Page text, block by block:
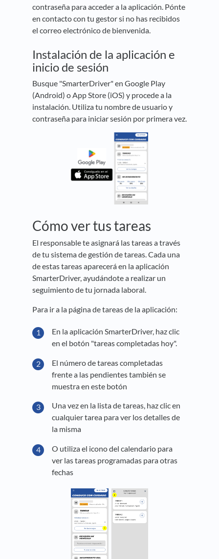
contraseña para acceder a la aplicación. Pónte
en contacto con tu gestor si no has recibidos
el correo electrónico de bienvenida.
Instalación de la aplicación e
inicio de sesión
Busque "SmarterDriver" en Google Play
(Android) o App Store (iOS) y procede a la
instalación. Utiliza tu nombre de usuario y
contraseña para iniciar sesión por primera vez.
Cómo ver tus tareas
El responsable te asignará las tareas a través
de tu sistema de gestión de tareas. Cada una
de estas tareas aparecerá en la aplicación
SmarterDriver, ayudándote a realizar un
seguimiento de tu jornada laboral.
Para ir a la página de tareas de la aplicación:
En la aplicación SmarterDriver, haz clic
en el botón "tareas completadas hoy".
El número de tareas completadas
frente a las pendientes también se
muestra en este botón
Una vez en la lista de tareas, haz clic en
cualquier tarea para ver los detalles de
la misma
O utiliza el icono del calendario para
ver las tareas programadas para otras
fechas